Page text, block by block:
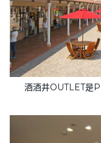
酒酒井OUTLET是